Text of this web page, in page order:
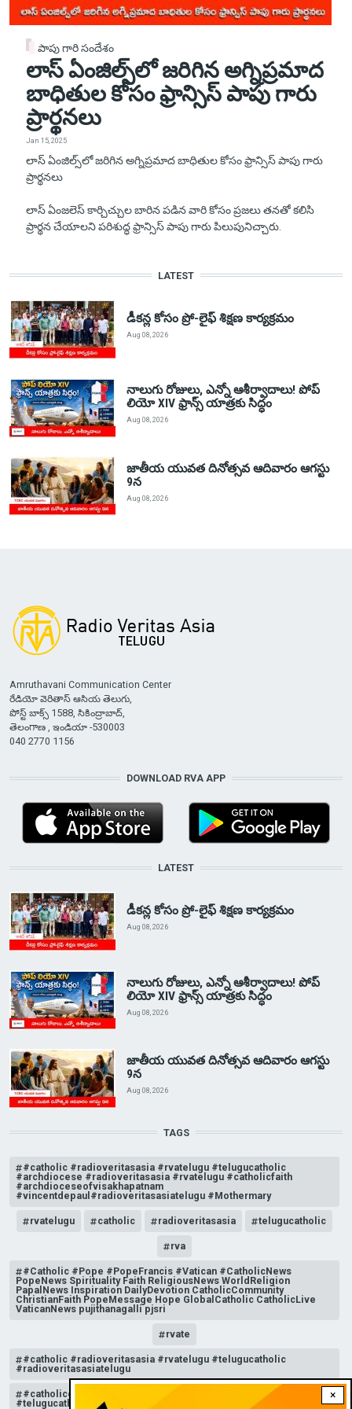
పాపు గారి సందేశం
లాస్ ఏంజిల్స్‌లో జరిగిన అగ్నిప్రమాద
బాధితుల కోసం ఫ్రాన్సిస్ పాపు గారు
ప్రార్థనలు
Jan 15, 2025
లాస్ ఏంజిల్స్‌లో జరిగిన అగ్నిప్రమాద బాధితుల కోసం ఫ్రాన్సిస్ పాపు గారు
ప్రార్థనలు
లాస్ ఏంజలెస్‌ కార్చిచ్చుల బారిన పడిన వారి కోసం ప్రజలు తనతో కలిసి
ప్రార్థన చేయాలని పరిశుద్ధ ఫ్రాన్సిస్ పాపు గారు పిలుపునిచ్చారు.
LATEST
డీకన్ల కోసం ప్రో-లైఫ్ శిక్షణ కార్యక్రమం
Aug 08, 2026
నాలుగు రోజులు, ఎన్నో ఆశీర్వాదాలు! పోప్
లియో XIV ఫ్రాన్స్ యాత్రకు సిద్ధం
Aug 08, 2026
జాతీయ యువత దినోత్సవ ఆదివారం ఆగస్టు
9న
Aug 08, 2026
×
Amruthavani Communication Center
రేడియో వెరితాస్ ఆసియ తెలుగు,
పోస్ట్ బాక్స్ 1588, సికింద్రాబాద్,
తెలంగాణ , ఇండియా -530003
040 2770 1156
DOWNLOAD RVA APP
LATEST
డీకన్ల కోసం ప్రో-లైఫ్ శిక్షణ కార్యక్రమం
Aug 08, 2026
నాలుగు రోజులు, ఎన్నో ఆశీర్వాదాలు! పోప్
లియో XIV ఫ్రాన్స్ యాత్రకు సిద్ధం
Aug 08, 2026
జాతీయ యువత దినోత్సవ ఆదివారం ఆగస్టు
9న
Aug 08, 2026
TAGS
#catholic #radioveritasasia #rvatelugu #telugucatholic
#archdiocese #radioveritasasia #rvatelugu #catholicfaith
#archdioceseofvisakhapatnam
#vincentdepaul#radioveritasasiatelugu #Mothermary
rvatelugu catholic radioveritasasia telugucatholic
rva
#Catholic #Pope #PopeFrancis #Vatican #CatholicNews
PopeNews Spirituality Faith ReligiousNews WorldReligion
PapalNews Inspiration DailyDevotion CatholicCommunity
ChristianFaith PopeMessage Hope GlobalCatholic CatholicLive
VaticanNews pujithanagalli pjsri
rvate
#catholic #radioveritasasia #rvatelugu #telugucatholic
#radioveritasasiatelugu
#catholicchurchnews #catholictelugu #telugucatholic
#telugucatholicchurch #radioveritasasia #rvatelugu